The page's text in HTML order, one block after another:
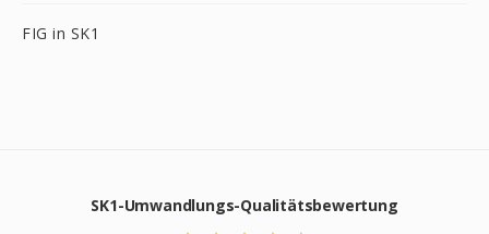
FIG in SK1
SK1-Umwandlungs-Qualitätsbewertung